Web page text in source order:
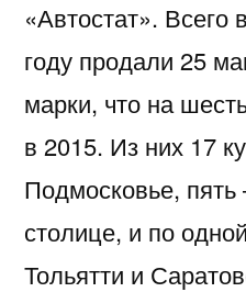
«Автостат».
году продали 25
марки, что на
в 2015. Из них 17
Подмосковье,
столице, и по
Тольятти и